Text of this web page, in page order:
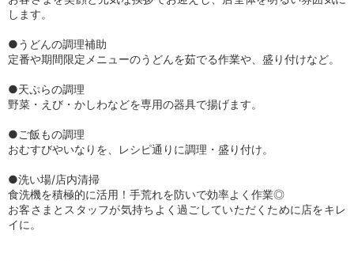
します。
●うどんの調理補助
定番や期間限定メニューのうどんを茹でる作業や、盛り付けなど。
●天ぷらの調理
野菜・えび・かしわなどを専用の器具で揚げます。
●ご飯もの調理
おむすびやいなりを、レシピ通りに調理・盛り付け。
●洗い場/店内清掃
食洗機を積極的に活用！手荒れを防いで効率よく作業◎
お客さまとスタッフが気持ちよく過ごしていただくために店をキレ
イに。